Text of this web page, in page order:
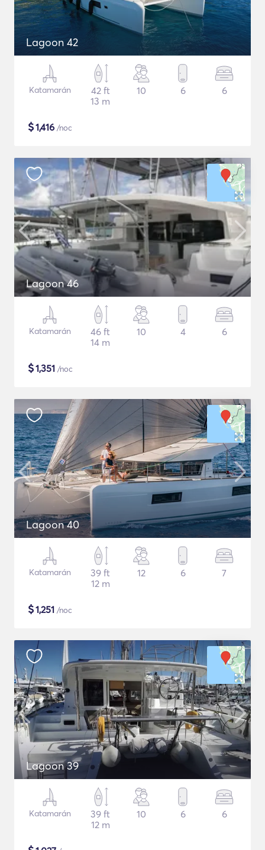
Lagoon 42
Katamarán
42 ft
13 m
10 6 6
$1,416 /noc
Lagoon 46
Katamarán
46 ft
14 m
10 4 6
$1,351 /noc
Lagoon 40
Katamarán
39 ft
12 m
12 6 7
$1,251 /noc
Lagoon 39
Katamarán
39 ft
12 m
10 6 6